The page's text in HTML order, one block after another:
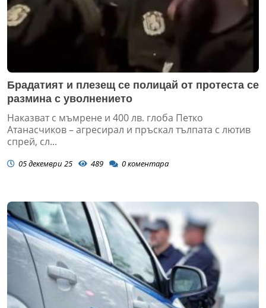
Брадатият и плезещ се полицай от протеста се
размина с уволнението
Наказват с мъмрене и 400 лв. глоба Петко
Атанасчиков – агресирал и пръскал тълпата с лютив
спрей, сл...
05 декември 25 489 0коментара